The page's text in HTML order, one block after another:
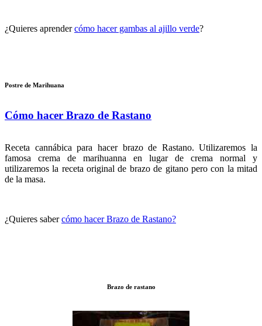
¿Quieres aprendercómo hacer gambas al ajillo verde?
Postre de Marihuana
Cómo hacer Brazo de Rastano
Receta cannábica para hacer brazo de Rastano. Utilizaremos la
famosa crema de marihuanna en lugar de crema normal y
utilizaremos la receta original de brazo de gitano pero con la mitad
de la masa.
¿Quieres sabercómo hacer Brazo de Rastano?
Brazo de rastano